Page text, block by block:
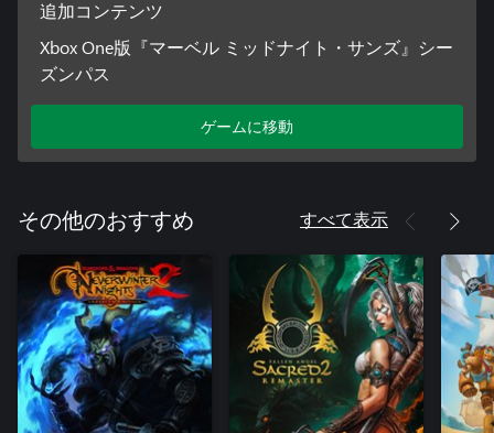
追加コンテンツ
Xbox One版『マーベル ミッドナイト・サンズ』シー
ズンパス
ゲームに移動
その他のおすすめ すべて表示